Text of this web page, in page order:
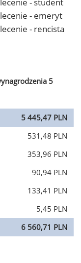
- emeryt
- rencista
5
5 445,47 PLN
531,48 PLN
353,96 PLN
90,94 PLN
133,41 PLN
5,45 PLN
6 560,71 PLN